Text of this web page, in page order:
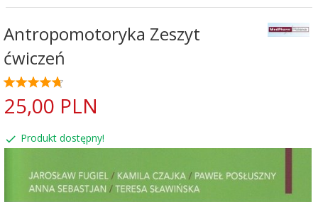
Antropomotoryka Zeszyt
ćwiczeń
25,00 PLN
Produkt dostępny!